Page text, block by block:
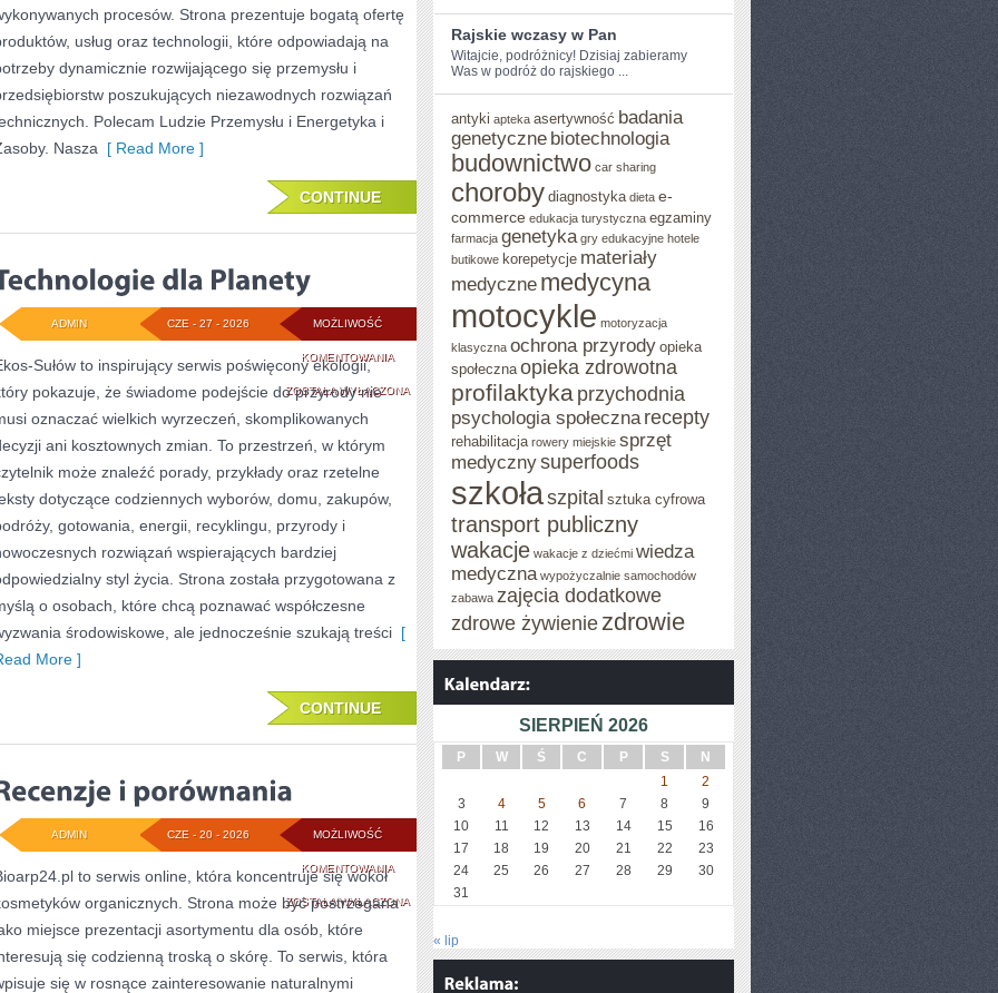
procesów. Strona prezentuje bogatą ofertę
usług oraz technologii, które odpowiadają na
dynamicznie rozwijającego się przemysłu i
poszukujących niezawodnych rozwiązań
Polecam Ludzie Przemysłu i Energetyka i
Nasza [ Read More ]
CONTINUE
MOŻLIWOŚĆ
KOMENTOWANIATECHNOLOGIE
DLA
PLANETY
ZOSTAŁA WYŁĄCZONA
CZE - 27 - 2026
ADMIN
Sułów to inspirujący serwis poświęcony ekologii,
pokazuje, że świadome podejście do przyrody nie
oznaczać wielkich wyrzeczeń, skomplikowanych
ani kosztownych zmian. To przestrzeń, w którym
może znaleźć porady, przykłady oraz rzetelne
dotyczące codziennych wyborów, domu, zakupów,
gotowania, energii, recyklingu, przyrody i
rozwiązań wspierających bardziej
styl życia. Strona została przygotowana z
o osobach, które chcą poznawać współczesne
środowiskowe, ale jednocześnie szukają treści [
More ]
CONTINUE
MOŻLIWOŚĆ
KOMENTOWANIARECENZJE
I
PORÓWNANIA
ZOSTAŁA WYŁĄCZONA
CZE - 20 - 2026
ADMIN
to serwis online, która koncentruje się wokół
organicznych. Strona może być postrzegana
miejsce prezentacji asortymentu dla osób, które
się codzienną troską o skórę. To serwis, która
się w rosnące zainteresowanie naturalnymi
Rajskie wczasy w Pan
Witajcie, podróżnicy! Dzisiaj zabieramy
Was w podróż ‌do rajskiego ...
antyki apteka asertywność badania
genetyczne biotechnologia
budownictwo car sharing
choroby diagnostyka dieta e-
commerce edukacja turystyczna egzaminy
farmacja genetyka gry edukacyjne hotele
butikowe korepetycje materiały
medyczne medycyna
motocykle motoryzacja
klasyczna ochrona przyrody opieka
społeczna opieka zdrowotna
profilaktyka przychodnia
psychologia społeczna recepty
rehabilitacja rowery miejskie sprzęt
medycznysuperfoods
szkołaszpital sztuka cyfrowa
transport publiczny
wakacje wakacje z dziećmi wiedza
medyczna wypożyczalnie samochodów
zabawa zajęcia dodatkowe
zdrowe żywienie zdrowie
SIERPIEŃ 2026
P W Ś C P S
N
1
2
3
4 5 6 7 8
9
10
11 12 13 14 15
16
17
18 19 20 21 22
23
24
25 26 27 28 29
30
31
« lip